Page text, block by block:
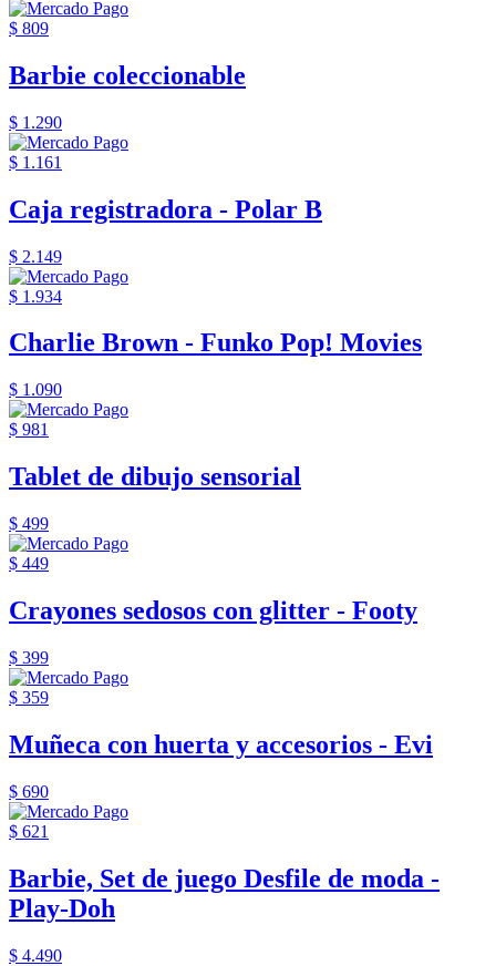
$ 809
Barbie coleccionable
$ 1.290
$ 1.161
Caja registradora - Polar B
$ 2.149
$ 1.934
Charlie Brown - Funko Pop! Movies
$ 1.090
$ 981
Tablet de dibujo sensorial
$ 499
$ 449
Crayones sedosos con glitter - Footy
$ 399
$ 359
Muñeca con huerta y accesorios - Evi
$ 690
$ 621
Barbie, Set de juego Desfile de moda -
Play-Doh
$ 4.490